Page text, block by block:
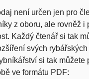
není určen jen pro
z oboru, ale rovněž i
Každý čtenář si tak
svých rybářských
si tak můžete
ve formátu PDF: